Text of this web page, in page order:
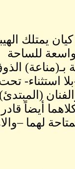
يمتلك
للساحة
بـ(مناعة)
استثناء-
أيضاً قادر
لهما